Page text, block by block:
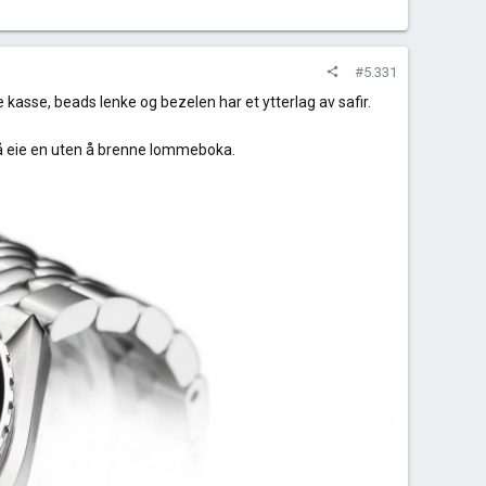
#5.331
beads lenke og bezelen har et ytterlag av safir.
en uten å brenne lommeboka.